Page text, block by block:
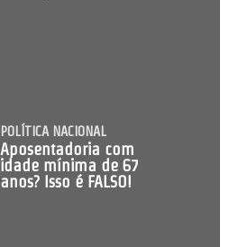
POLÍTICA NACIONAL
Aposentadoria com
idade mínima de 67
anos? Isso é FALSO!